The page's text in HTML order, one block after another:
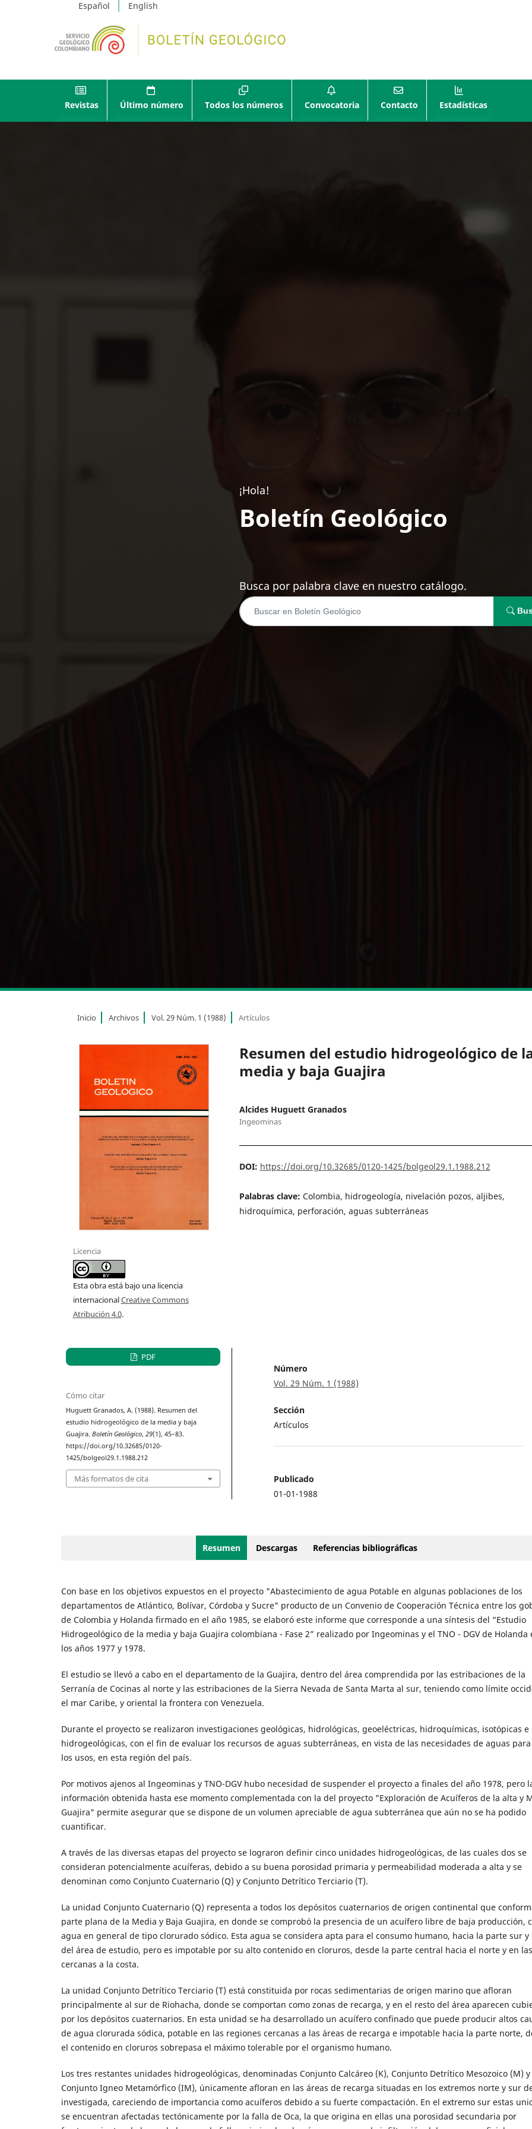
Español English
Revistas Último número Todos los números Convocatoria Contacto Estadísticas
¡Hola!
Boletín Geológico
Busca por palabra clave en nuestro catálogo.
Inicio Archivos Vol. 29 Núm. 1 (1988) Artículos
Resumen del estudio hidrogeológico de
media y baja Guajira
Alcides Huguett Granados
Ingeominas
DOI: https://doi.org/10.32685/0120-1425/bolgeol29.1.1988.212
Palabras clave: Colombia, hidrogeología, nivelación pozos, aljibes,
hidroquímica, perforación, aguas subterráneas
Licencia
Esta obra está bajo una licencia
internacionalCreative Commons
Atribución 4.0.
PDF
Cómo citar
Huguett Granados, A. (1988). Resumen del
estudio hidrogeológico de la media y baja
Guajira.Boletín Geológico,29(1), 45–83.
https://doi.org/10.32685/0120-
1425/bolgeol29.1.1988.212
Más formatos de cita
Número
Vol. 29 Núm. 1 (1988)
Sección
Artículos
Publicado
01-01-1988
Resumen Descargas Referencias bibliográficas
Con base en los objetivos expuestos en el proyecto "Abastecimiento de agua Potable en algunas poblaciones de los
departamentos de Atlántico, Bolívar, Córdoba y Sucre" producto de un Convenio de Cooperación Técnica entre los
de Colombia y Holanda firmado en el año 1985, se elaboró este informe que corresponde a una síntesis del “Estudio
Hidrogeológico de la media y baja Guajira colombiana - Fase 2” realizado por Ingeominas y el TNO - DGV de Holanda
los años 1977 y 1978.
El estudio se llevó a cabo en el departamento de la Guajira, dentro del área comprendida por las estribaciones de la
Serranía de Cocinas al norte y las estribaciones de la Sierra Nevada de Santa Marta al sur, teniendo como límite
el mar Caribe, y oriental la frontera con Venezuela.
Durante el proyecto se realizaron investigaciones geológicas, hidrológicas, geoeléctricas, hidroquímicas, isotópicas e
hidrogeológicas, con el fin de evaluar los recursos de aguas subterráneas, en vista de las necesidades de aguas
los usos, en esta región del país.
Por motivos ajenos al Ingeominas y TNO-DGV hubo necesidad de suspender el proyecto a finales del año 1978, pero
información obtenida hasta ese momento complementada con la del proyecto "Exploración de Acuíferos de la alta y
Guajira" permite asegurar que se dispone de un volumen apreciable de agua subterránea que aún no se ha podido
cuantificar.
A través de las diversas etapas del proyecto se lograron definir cinco unidades hidrogeológicas, de las cuales dos se
consideran potencialmente acuíferas, debido a su buena porosidad primaria y permeabilidad moderada a alta y se
denominan como Conjunto Cuaternario (Q) y Conjunto Detrítico Terciario (T).
La unidad Conjunto Cuaternario (Q) representa a todos los depósitos cuaternarios de origen continental que
parte plana de la Media y Baja Guajira, en donde se comprobó la presencia de un acuífero libre de baja producción,
agua en general de tipo clorurado sódico. Esta agua se considera apta para el consumo humano, hacia la parte sur y
del área de estudio, pero es impotable por su alto contenido en cloruros, desde la parte central hacia el norte y en
cercanas a la costa.
La unidad Conjunto Detrítico Terciario (T) está constituida por rocas sedimentarias de origen marino que afloran
principalmente al sur de Riohacha, donde se comportan como zonas de recarga, y en el resto del área aparecen
por los depósitos cuaternarios. En esta unidad se ha desarrollado un acuífero confinado que puede producir altos
de agua clorurada sódica, potable en las regiones cercanas a las áreas de recarga e impotable hacia la parte norte,
el contenido en cloruros sobrepasa el máximo tolerable por el organismo humano.
Los tres restantes unidades hidrogeológicas, denominadas Conjunto Calcáreo (K), Conjunto Detrítico Mesozoico (M) y
Conjunto Igneo Metamórfico (IM), únicamente afloran en las áreas de recarga situadas en los extremos norte y sur
investigada, careciendo de importancia como acuíferos debido a su fuerte compactación. En el extremo sur estas
se encuentran afectadas tectónicamente por la falla de Oca, la que origina en ellas una porosidad secundaria por